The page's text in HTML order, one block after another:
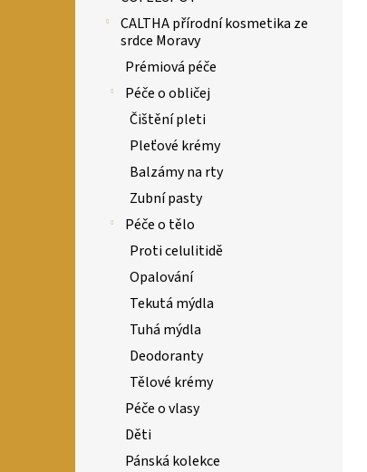
CALTHA přírodní kosmetika ze
srdce Moravy
Prémiová péče
Péče o obličej
Čištění pleti
Pleťové krémy
Balzámy na rty
Zubní pasty
Péče o tělo
Proti celulitidě
Opalování
Tekutá mýdla
Tuhá mýdla
Deodoranty
Tělové krémy
Péče o vlasy
Děti
Pánská kolekce